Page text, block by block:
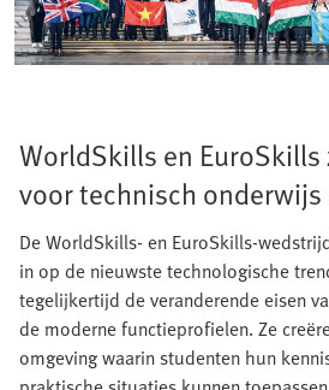
WorldSkills en
voor technisch
De WorldSkills- en EuroSkills-
in op de nieuwste technologische
tegelijkertijd de veranderende eisen
de moderne functieprofielen. Ze
omgeving waarin studenten hun